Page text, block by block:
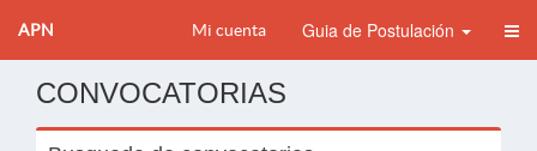
APN Mi cuenta Guia de Postulación
CONVOCATORIAS